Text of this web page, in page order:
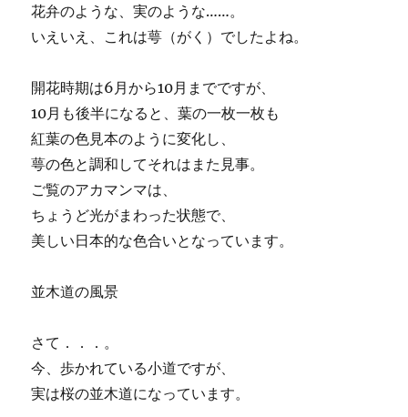
花弁のような、実のような……。
いえいえ、これは萼（がく）でしたよね。
開花時期は6月から10月までですが、
10月も後半になると、葉の一枚一枚も
紅葉の色見本のように変化し、
萼の色と調和してそれはまた見事。
ご覧のアカマンマは、
ちょうど光がまわった状態で、
美しい日本的な色合いとなっています。
並木道の風景
さて．．．。
今、歩かれている小道ですが、
実は桜の並木道になっています。